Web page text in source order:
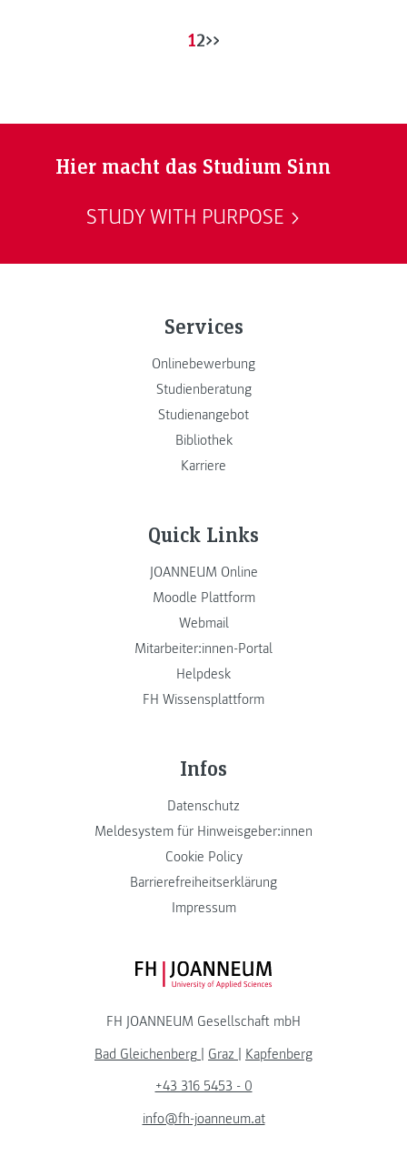
12>>
Hier macht das Studium Sinn
STUDY WITH PURPOSE
Services
Onlinebewerbung
Studienberatung
Studienangebot
Bibliothek
Karriere
Quick Links
JOANNEUM Online
Moodle Plattform
Webmail
Mitarbeiter:innen-Portal
Helpdesk
FH Wissensplattform
Infos
Datenschutz
Meldesystem für Hinweisgeber:innen
Cookie Policy
Barrierefreiheitserklärung
Impressum
FH JOANNEUM Logo
FH JOANNEUM Gesellschaft mbH
Bad Gleichenberg | Graz | Kapfenberg
+43 316 5453 - 0
info@fh-joanneum.at